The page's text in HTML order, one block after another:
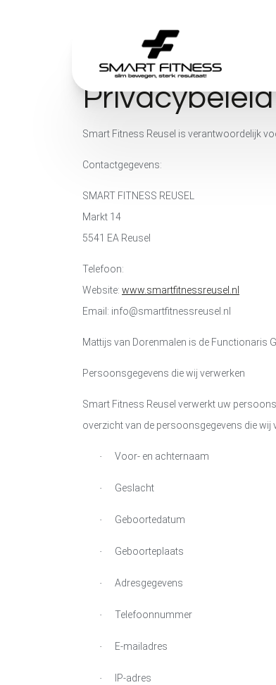
Privacybeleid
Smart Fitness Reusel is verantwoordelijk
Contactgegevens:
SMART FITNESS REUSEL
Markt 14
5541 EA Reusel
Telefoon:
Website: www.smartfitnessreusel.nl
Email: info@smartfitnessreusel.nl
Mattijs van Dorenmalen is de Functionaris
Persoonsgegevens die wij verwerken
Smart Fitness Reusel verwerkt uw
overzicht van de persoonsgegevens die wij
· Voor- en achternaam
· Geslacht
· Geboortedatum
· Geboorteplaats
· Adresgegevens
· Telefoonnummer
· E-mailadres
· IP-adres